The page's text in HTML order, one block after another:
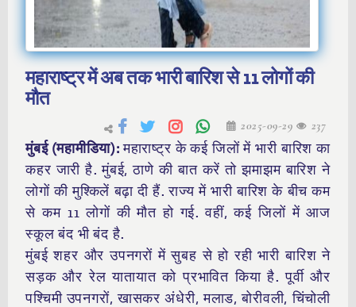
महाराष्ट्र में अब तक भारी बारिश से 11 लोगों की
मौत
2025-09-29 237
मुंबई (महामीडिया):महाराष्ट्र के कई जिलों में भारी बारिश का
कहर जारी है. मुंबई, ठाणे की बात करें तो झमाझम बारिश ने
लोगों की मुश्किलें बढ़ा दी हैं. राज्य में भारी बारिश के बीच कम
से कम 11 लोगों की मौत हो गई. वहीं, कई जिलों में आज
स्कूल बंद भी बंद है.
मुंबई शहर और उपनगरों में सुबह से हो रही भारी बारिश ने
सड़क और रेल यातायात को प्रभावित किया है. पूर्वी और
पश्चिमी उपनगरों, खासकर अंधेरी, मलाड, बोरीवली, चिंचोली